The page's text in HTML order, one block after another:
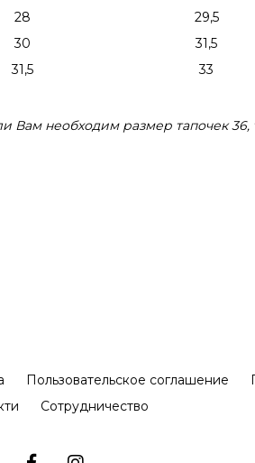
28 29,5
30 31,5
31,5 33
необходим размер тапочек 36,
Пользовательское соглашение
Сотрудничество